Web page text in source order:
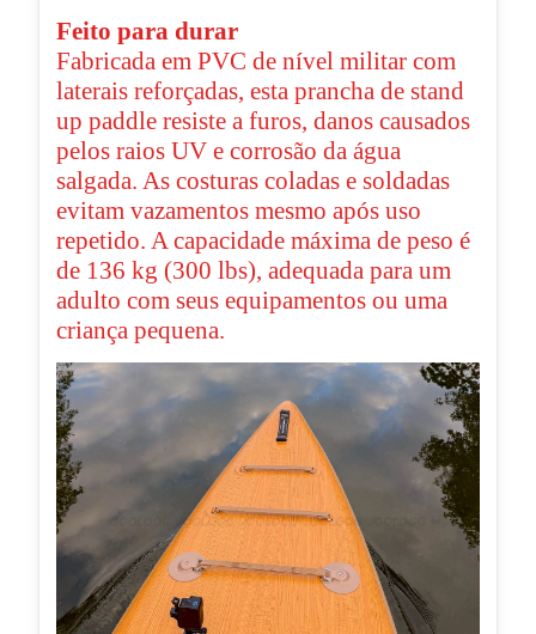
Feito para durar
Fabricada em PVC de nível militar com
laterais reforçadas, esta prancha de stand
up paddle resiste a furos, danos causados ​​
pelos raios UV e corrosão da água
salgada. As costuras coladas e soldadas
evitam vazamentos mesmo após uso
repetido. A capacidade máxima de peso é
de 136 kg (300 lbs), adequada para um
adulto com seus equipamentos ou uma
criança pequena.